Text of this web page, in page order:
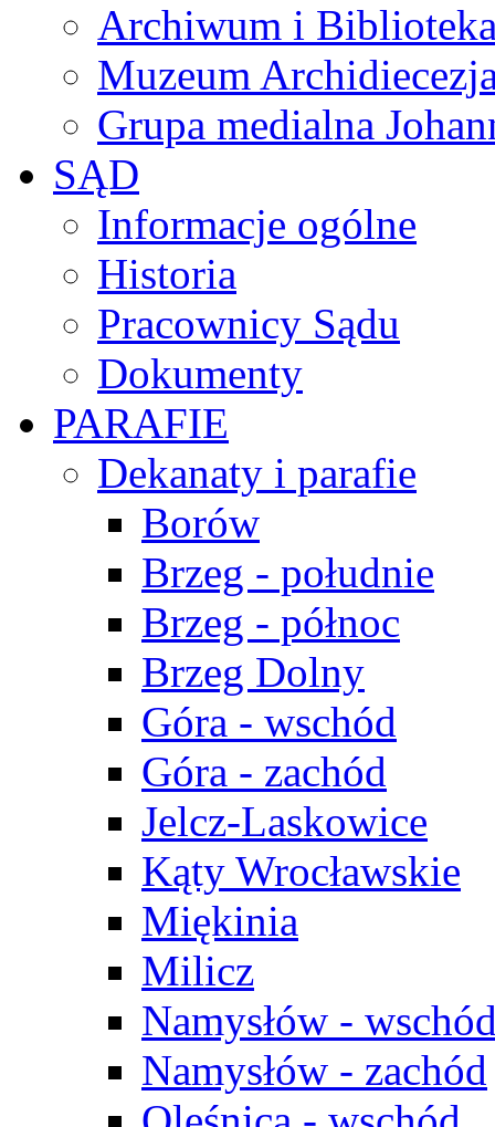
Archiwum i
Muzeum
Grupa medialna
SĄD
Informacje ogólne
Historia
Pracownicy Sądu
Dokumenty
PARAFIE
Dekanaty i parafie
Borów
Brzeg - południe
Brzeg - północ
Brzeg Dolny
Góra - wschód
Góra - zachód
Jelcz-Laskowice
Kąty Wrocławskie
Miękinia
Milicz
Namysłów -
Namysłów - zachód